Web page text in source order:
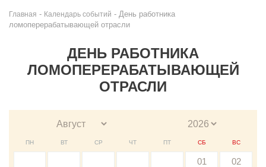
Главная - Календарь событий - День работника
ломоперерабатывающей отрасли
ДЕНЬ РАБОТНИКА
ЛОМОПЕРЕРАБАТЫВАЮЩЕЙ
ОТРАСЛИ
ПН ВТ СР ЧТ ПТ СБ ВС
01 02